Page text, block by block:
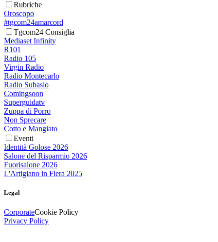
Rubriche
Oroscopo
#tgcom24amarcord
Tgcom24 Consiglia
Mediaset Infinity
R101
Radio 105
Virgin Radio
Radio Montecarlo
Radio Subasio
Comingsoon
Superguidatv
Zuppa di Porro
Non Sprecare
Cotto e Mangiato
Eventi
Identità Golose 2026
Salone del Risparmio 2026
Fuorisalone 2026
L'Artigiano in Fiera 2025
Legal
CorporateCookie Policy
Privacy Policy